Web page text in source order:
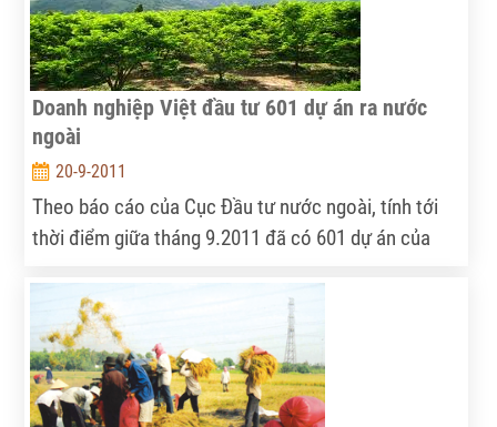
chính quyền tổng thống Barack Obama.
Doanh nghiệp Việt đầu tư 601 dự án ra nước
ngoài
20-9-2011
Theo báo cáo của Cục Đầu tư nước ngoài, tính tới
thời điểm giữa tháng 9.2011 đã có 601 dự án của
tổng mức đầu tư đăng ký hơn 10 tỷ USD và vốn thực
hiện đạt hơn 2 tỷ USD.